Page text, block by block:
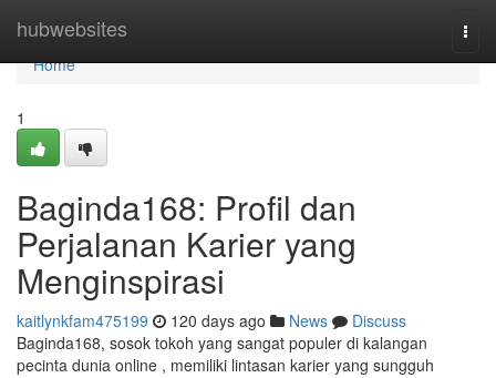
hubwebsites
Home
Home
1
Baginda168: Profil dan
Perjalanan Karier yang
Menginspirasi
kaitlynkfam475199 120 days ago News
Discuss
Baginda168, sosok tokoh yang sangat populer di kalangan
pecinta dunia online , memiliki lintasan karier yang sungguh